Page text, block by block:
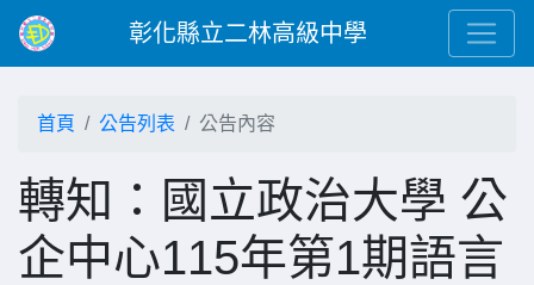
彰化縣立二林高級中學
首頁 公告列表 公告內容
轉知：國立政治大學 公
企中心115年第1期語言